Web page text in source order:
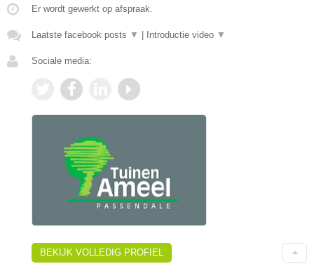
Er wordt gewerkt op afspraak.
Laatste facebook posts ▼ Introductie video ▼
Sociale media:
BEKIJK VOLLEDIG PROFIEL